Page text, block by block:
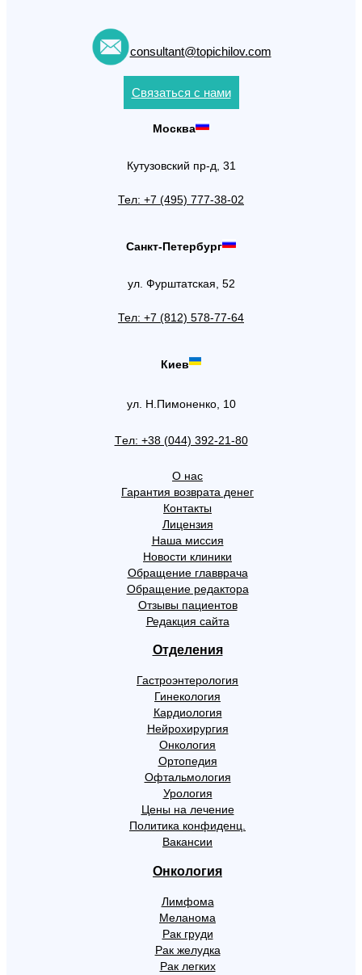
consultant@topichilov.com
Связаться с нами
Москва
Кутузовский пр-д, 31
Тел: +7 (495) 777-38-02
Санкт-Петербург
ул. Фурштатская, 52
Тел: +7 (812) 578-77-64
Киев
ул. Н.Пимоненко, 10
Tел: +38 (044) 392-21-80
О нас
Гарантия возврата денег
Контакты
Лицензия
Наша миссия
Новости клиники
Обращение главврача
Обращение редактора
Отзывы пациентов
Редакция сайта
Отделения
Гастроэнтерология
Гинекология
Кардиология
Нейрохирургия
Онкология
Ортопедия
Офтальмология
Урология
Цены на лечение
Политика конфиденц.
Вакансии
Онкология
Лимфома
Меланома
Рак груди
Рак желудка
Рак легких